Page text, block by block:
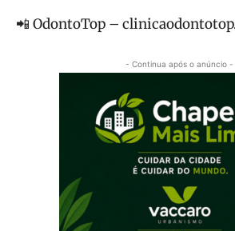
📲 OdontoTop –
- Continua após o anúncio -